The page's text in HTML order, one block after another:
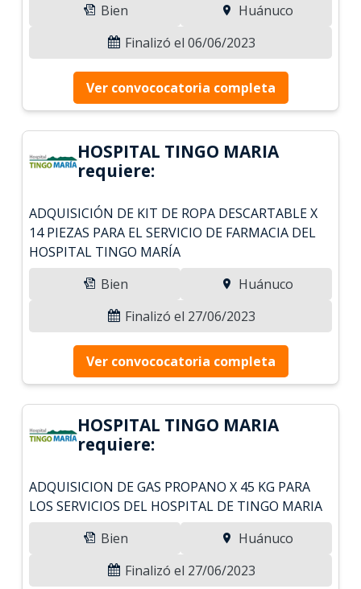
Bien
Huánuco
Finalizó el 06/06/2023
Ver convococatoria completa
HOSPITAL TINGO MARIA
requiere:
ADQUISICIÓN DE KIT DE ROPA DESCARTABLE X
14 PIEZAS PARA EL SERVICIO DE FARMACIA DEL
HOSPITAL TINGO MARÍA
Bien
Huánuco
Finalizó el 27/06/2023
Ver convococatoria completa
HOSPITAL TINGO MARIA
requiere:
ADQUISICION DE GAS PROPANO X 45 KG PARA
LOS SERVICIOS DEL HOSPITAL DE TINGO MARIA
Bien
Huánuco
Finalizó el 27/06/2023